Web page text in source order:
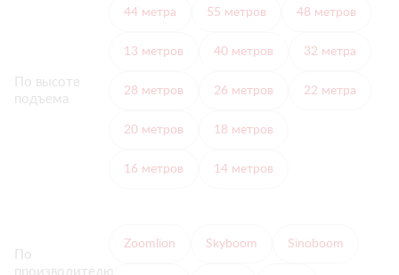
По высоте
подъема
44 метра 55 метров 48 метров
13 метров 40 метров 32 метра
28 метров 26 метров 22 метра
20 метров 18 метров
16 метров 14 метров
По
производителю
Zoomlion Skyboom Sinoboom